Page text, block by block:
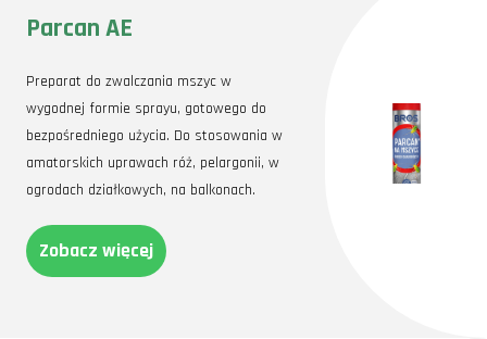
Parcan AE
Preparat do zwalczania mszyc w
wygodnej formie sprayu, gotowego do
bezpośredniego użycia. Do stosowania w
amatorskich uprawach róż, pelargonii, w
ogrodach działkowych, na balkonach.
Zobacz więcej